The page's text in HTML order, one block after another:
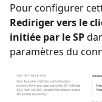
Pour configurer
Rediriger vers le
initiée par le SP
paramètres du